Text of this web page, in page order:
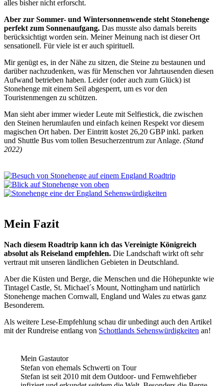
alles bisher nicht erforscht.
Aber zur Sommer- und Wintersonnenwende steht Stonehenge
perfekt zum Sonnenaufgang. Das musste also damals bereits
berücksichtigt worden sein. Meiner Meinung nach ist dieser Ort
sensationell. Für viele ist er auch spirituell.
Mir genügt es, in der Nähe zu sitzen, die Steine zu bestaunen und
darüber nachzudenken, was für Menschen vor Jahrtausenden diesen
Aufwand betrieben haben. Leider (oder auch zum Glück) ist
Stonehenge mit einem Seil abgesperrt, um es vor den
Touristenmengen zu schützen.
Man sieht aber immer wieder Leute mit Selfiestick, die zwischen
den Steinen herumlaufen und einfach keinen Respekt vor diesem
magischen Ort haben. Der Eintritt kostet 26,20 GBP inkl. parken
und Shuttle Bus vom tollen Besucherzentrum zur Anlage. (Stand
2022)
Mein Fazit
Nach diesem Roadtrip kann ich das Vereinigte Königreich
absolut als Reiseland empfehlen. Die Landschaft wirkt oft sehr
vertraut mit unseren ländlichen Gebieten in Deutschland.
Aber die Küsten und Berge, die Menschen und die Höhepunkte wie
Tintagel Castle, St. Michael´s Mount, Nottingham und natürlich
Stonehenge machen Cornwall, England und Wales zu etwas ganz
Besonderem.
Als weitere Lese-Empfehlung schau dir unbedingt auch den Artikel
mit der Rundreise entlang von Schottlands Sehenswürdigkeiten an!
Mein Gastautor
Stefan von ehemals Schwerti on Tour
Stefan ist seit 2010 mit dem Outdoor- und Fernwehfieber